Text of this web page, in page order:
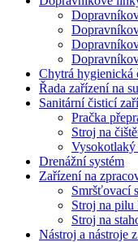
Chytrá hygienická
Řada zařízení na
Sanitární čisticí
Pračka
Stroj na
Vysokotlaký
Drenážní systém
Zařízení na
Smršťovací
Stroj na pilu
Stroj na
Nástroj a nástroje